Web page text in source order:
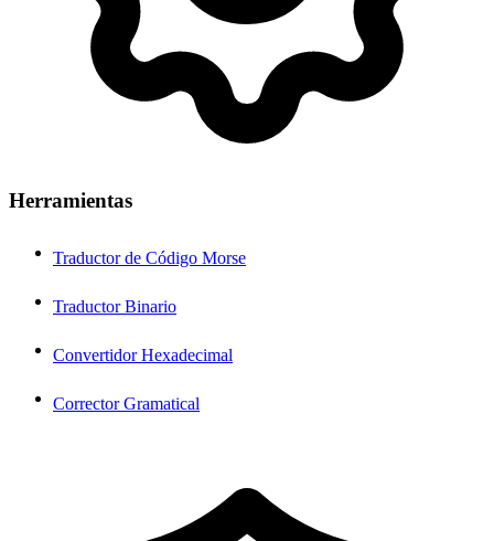
Herramientas
Traductor de Código Morse
Traductor Binario
Convertidor Hexadecimal
Corrector Gramatical